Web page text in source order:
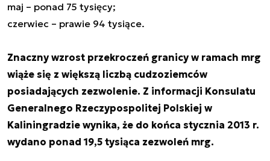
maj – ponad 75 tysięcy;
czerwiec – prawie 94 tysiące.
Znaczny wzrost przekroczeń granicy w ramach mrg
wiąże się z większą liczbą cudzoziemców
posiadających zezwolenie. Z informacji Konsulatu
Generalnego Rzeczypospolitej Polskiej w
Kaliningradzie wynika, że do końca stycznia 2013 r.
wydano ponad 19,5 tysiąca zezwoleń mrg.